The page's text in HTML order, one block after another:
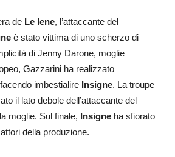
de Le Iene, l’attaccante del
è stato vittima di uno scherzo di
di Jenny Darone, moglie
Gazzarini ha realizzato
imbestialire Insigne. La troupe
il lato debole dell’attaccante del
moglie. Sul finale, Insigne ha sfiorato
della produzione.